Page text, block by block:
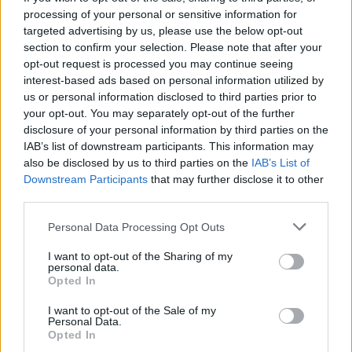
processing of your personal or sensitive information for
targeted advertising by us, please use the below opt-out
section to confirm your selection. Please note that after your
opt-out request is processed you may continue seeing
interest-based ads based on personal information utilized by
us or personal information disclosed to third parties prior to
your opt-out. You may separately opt-out of the further
disclosure of your personal information by third parties on the
IAB’s list of downstream participants. This information may
also be disclosed by us to third parties on the IAB’s List of
Downstream Participants that may further disclose it to other
Personal Data Processing Opt Outs
I want to opt-out of the Sharing of my
personal data.
Opted In
I want to opt-out of the Sale of my
Personal Data.
Opted In
00:02:04
Baltarusių Orumo diena Vilniuje: dalyviai žygiavo
Laisvės eisenoje
Žinios | Lietuvos diena
Visi įrašai
Žiūrimiausi įrašai
Vaizdai iš tragiškos avarijos Vilniaus r.: dviejų moterų ir
Žinios | Lietuvos diena